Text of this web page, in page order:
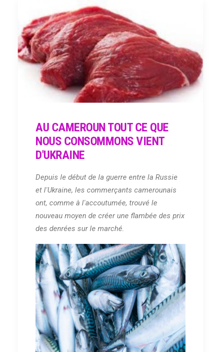
AU CAMEROUN TOUT CE QUE
NOUS CONSOMMONS VIENT
D'UKRAINE
Depuis le début de la guerre entre la Russie
et l'Ukraine, les commerçants camerounais
ont, comme à l'accoutumée, trouvé le
nouveau moyen de créer une flambée des prix
des denrées sur le marché.